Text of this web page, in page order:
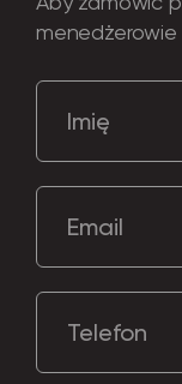
Imię
Email
Telefon